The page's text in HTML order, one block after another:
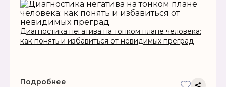
Диагностика негатива на тонком плане человека:
как понять и избавиться от невидимых преград
Подробнее